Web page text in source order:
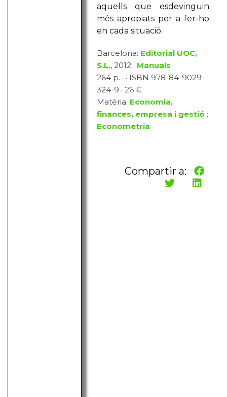
aquells que esdevinguin
més apropiats per a fer-ho
en cada situació.
Barcelona: Editorial UOC,
S.L., 2012 · Manuals
264 p. · · ISBN 978-84-9029-
324-9 · 26 €
Matèria: Economia,
finances, empresa i gestió :
Econometria
Compartir a: